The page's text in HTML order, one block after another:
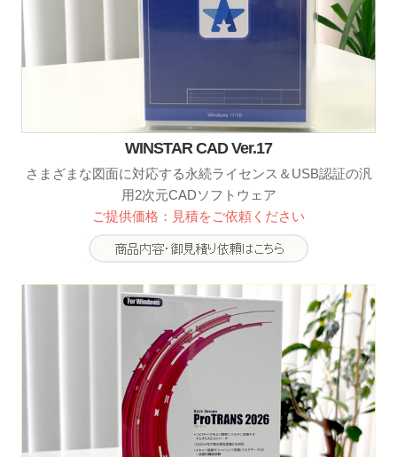
WINSTAR CAD Ver.17
さまざまな図面に対応する永続ライセンス＆USB認証の汎
用2次元CADソフトウェア
ご提供価格：見積をご依頼ください